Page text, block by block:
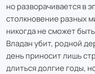
но разворачивается в
столкновение разных
никогда не сможет
Владан убит, родной
день приносит лишь
длиться долгие годы,